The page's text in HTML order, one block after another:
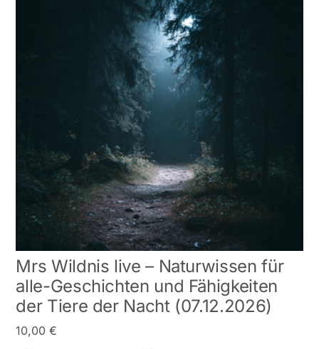
Mrs Wildnis live – Naturwissen für
alle-Geschichten und Fähigkeiten
der Tiere der Nacht (07.12.2026)
10,00€